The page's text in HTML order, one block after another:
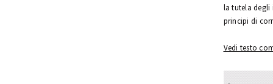
la tutela degli
principi di
Vedi testo